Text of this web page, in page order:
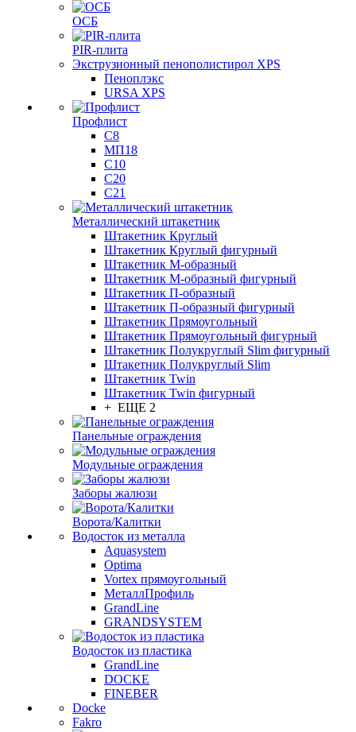
ОСБ
PIR-плита
Экструзионный пенополистирол XPS
Пеноплэкс
URSA XPS
Профлист
С8
МП18
С10
С20
С21
Металлический штакетник
Штакетник Круглый
Штакетник Круглый фигурный
Штакетник М-образный
Штакетник М-образный фигурный
Штакетник П-образный
Штакетник П-образный фигурный
Штакетник Прямоугольный
Штакетник Прямоугольный фигурный
Штакетник Полукруглый Slim фигурный
Штакетник Полукруглый Slim
Штакетник Twin
Штакетник Twin фигурный
+ ЕЩЕ 2
Панельные ограждения
Модульные ограждения
Заборы жалюзи
Ворота/Калитки
Водосток из металла
Aquasystem
Optima
Vortex прямоугольный
МеталлПрофиль
GrandLine
GRANDSYSTEM
Водосток из пластика
GrandLine
DOCKE
FINEBER
Docke
Fakro